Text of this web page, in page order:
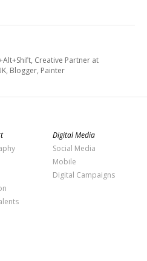
Creative Partner at
Blogger, Painter
Digital Media
Social Media
Mobile
Digital Campaigns